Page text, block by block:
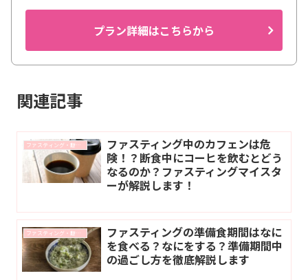
プラン詳細はこちらから
関連記事
ファスティング・断食に関するコラム
ファスティング中のカフェンは危
険！？断食中にコーヒを飲むとどう
なるのか？ファスティングマイスタ
ーが解説します！
ファスティング・断食に関するコラム
ファスティングの準備食期間はなに
を食べる？なにをする？準備期間中
の過ごし方を徹底解説します